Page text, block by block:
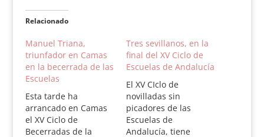
Relacionado
Manuel Triana,
triunfador en Camas
en la becerrada de las
Escuelas
Esta tarde ha
arrancado en Camas
el XV Ciclo de
Becerradas de la
Tres sevillanos, en la
final del XV Ciclo de
Escuelas de Andalucía
El XV CIclo de
novilladas sin
picadores de las
Escuelas de
Andalucía, tiene